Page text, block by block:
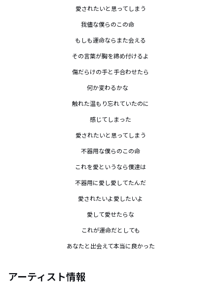
愛されたいと思ってしまう
我儘な僕らのこの命
もしも運命ならまた会える
その言葉が胸を締め付けるよ
傷だらけの手と手合わせたら
何か変わるかな
触れた温もり忘れていたのに
感じてしまった
愛されたいと思ってしまう
不器用な僕らのこの命
これを愛というなら僕達は
不器用に愛し愛してたんだ
愛されたいよ愛したいよ
愛して愛せたらな
これが運命だとしても
あなたと出会えて本当に良かった
アーティスト情報